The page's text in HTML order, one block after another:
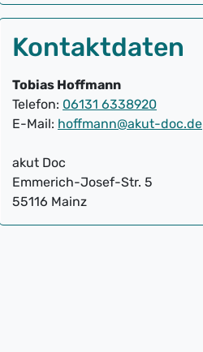
Kontaktdaten
Tobias Hoffmann
Telefon: 06131 6338920
E-Mail: hoffmann@akut-doc.de
akut Doc
Emmerich-Josef-Str. 5
55116 Mainz